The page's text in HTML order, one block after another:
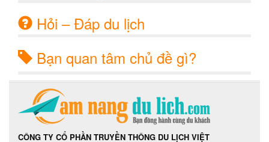
Hỏi – Đáp du lịch
Bạn quan tâm chủ đề gì?
CÔNG TY CỔ PHẦN TRUYỀN THÔNG DU LỊCH VIỆT